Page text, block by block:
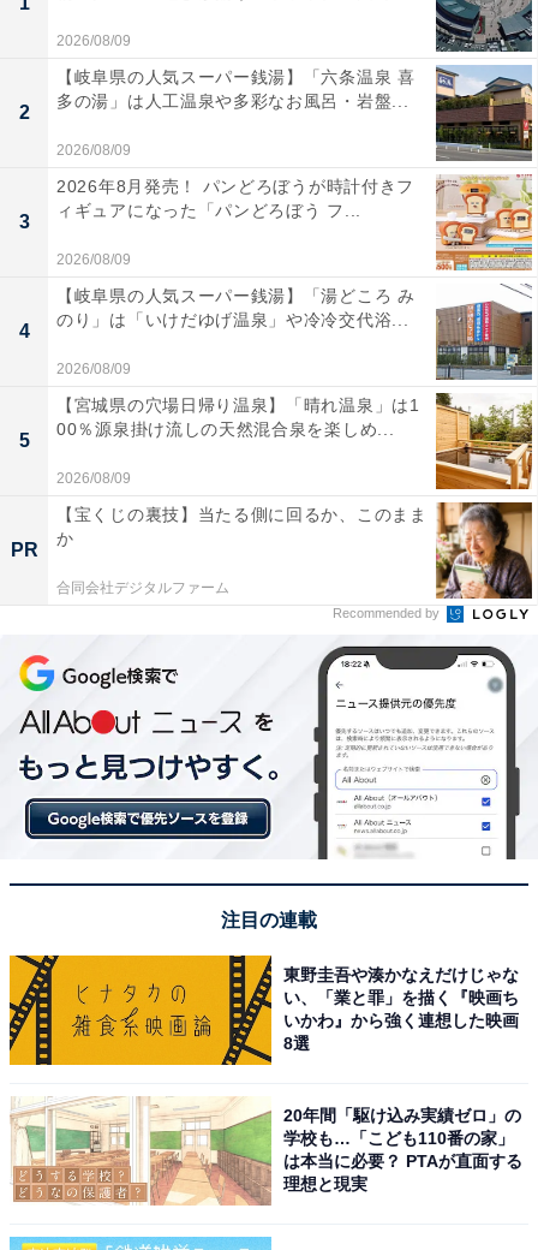
2026/08/09
2
【岐阜県の人気スーパー銭湯】「六条温泉 喜
多の湯」は人工温泉や多彩なお風呂・岩盤...
2026/08/09
3
2026年8月発売！ パンどろぼうが時計付きフ
ィギュアになった「パンどろぼう フ...
2026/08/09
4
【岐阜県の人気スーパー銭湯】「湯どころ み
のり」は「いけだゆげ温泉」や冷冷交代浴...
2026/08/09
5
【宮城県の穴場日帰り温泉】「晴れ温泉」は1
00％源泉掛け流しの天然混合泉を楽しめ...
2026/08/09
PR
【宝くじの裏技】当たる側に回るか、このまま
か
合同会社デジタルファーム
Recommended by
注目の連載
東野圭吾や湊かなえだけじゃな
い、「業と罪」を描く『映画ち
いかわ』から強く連想した映画
8選
20年間「駆け込み実績ゼロ」の
学校も…「こども110番の家」
は本当に必要？ PTAが直面する
理想と現実